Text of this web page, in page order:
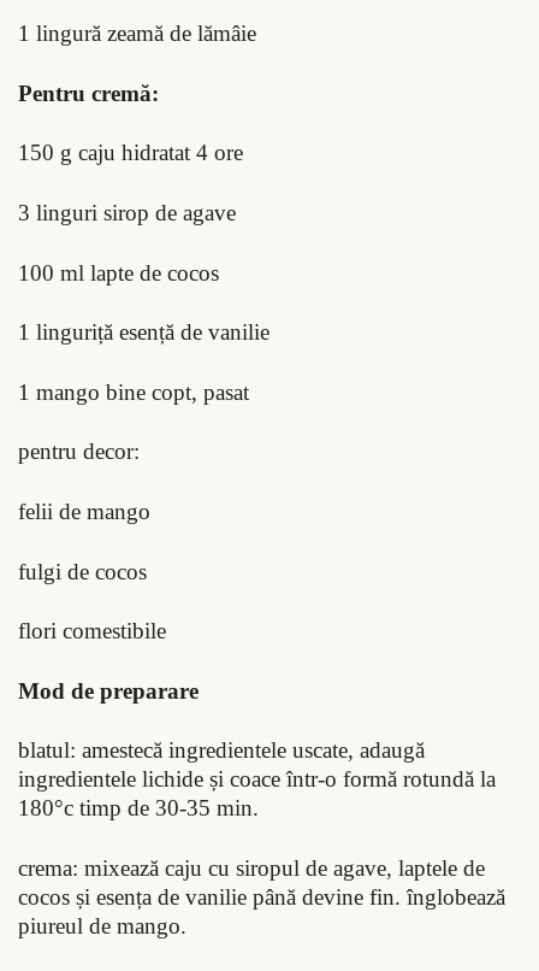
1 lingură zeamă de lămâie
Pentru cremă:
150 g caju hidratat 4 ore
3 linguri sirop de agave
100 ml lapte de cocos
1 linguriță esență de vanilie
1 mango bine copt, pasat
pentru decor:
felii de mango
fulgi de cocos
flori comestibile
Mod de preparare
blatul: amestecă ingredientele uscate, adaugă
ingredientele lichide și coace într-o formă rotundă la
180°c timp de 30-35 min.
crema: mixează caju cu siropul de agave, laptele de
cocos și esența de vanilie până devine fin. înglobează
piureul de mango.